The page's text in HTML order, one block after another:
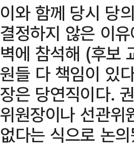
이와 함께 당시 당
결정하지 않은 이
벽에 참석해 (후보
원들 다 책임이 있
장은 당연직이다.
위원장이나 선관위
없다는 식으로 논